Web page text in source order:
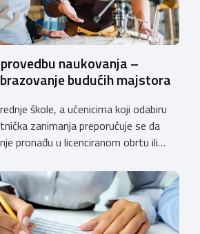
naukovanja –
budućih majstora
škole, a učenicima koji odabiru
zanimanja preporučuje se da
pronađu u licenciranom obrtu ili
da pokrenu postupak
učenicima omogućili
praktičnih znanja, a
razvoj […]